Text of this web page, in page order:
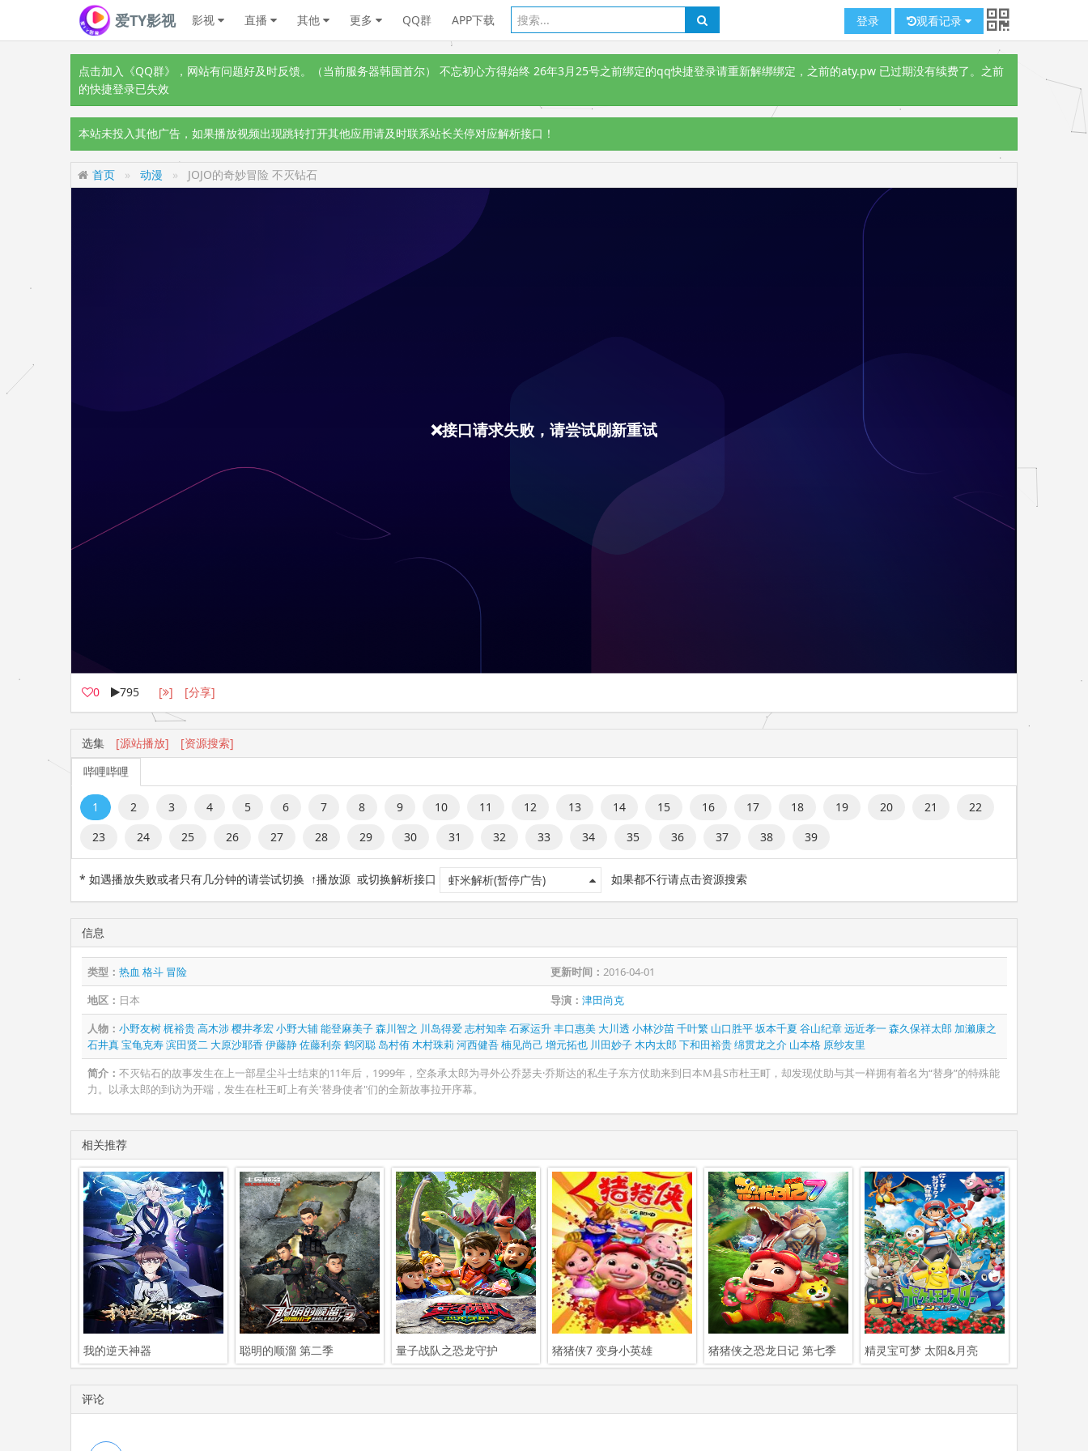
爱TY影视 影视 直播 其他 更多 QQ群 APP下载 登录 观看记录
点击加入《QQ群》
，网站有问题好及时反馈。（当前服务器韩国首尔） 不忘初心方得始终 26年3月25号之前绑定的qq快捷登录请重新解绑绑定，之前的aty.pw 已过期没有续费了。之前
的快捷登录已失效
本站未投入其他广告，如果播放视频出现跳转打开其他应用请及时联系站长关停对应解析接口！
首页 动漫 JOJO的奇妙冒险 不灭钻石
0 795 [ ] [分享]
选集 [源站播放]
[资源搜索]
哔哩哔哩
1 2 3 4 5 6 7 8 9 10 11 12 13 14 15 16 17 18 19 20 21
22
23
24 25 26 27 28 29 30 31 32 33 34 35 36 37 38 39
* 如遇播放失败或者只有几分钟的请尝试切换 ↑播放源 或切换解析接口 虾米解析(暂停广告) 如果都不行请点击资源搜索
信息
类型： 热血 格斗 冒险 更新时间： 2016-04-01
地区： 日本 导演： 津田尚克
人物： 小野友树梶裕贵高木涉樱井孝宏小野大辅能登麻美子森川智之 川岛得爱志村知幸石冢运升丰口惠美 大川透 小林沙苗千叶繁 山口胜平坂本千夏 谷山纪章远近孝一森久保祥太郎 加濑康之
石井真宝龟克寿滨田贤二 大原沙耶香 伊藤静佐藤利奈鹤冈聪 岛村侑木村珠莉 河西健吾楠见尚己 增元拓也 川田妙子木内太郎 下和田裕贵绵贯龙之介 山本格 原纱友里
简介： 不灭钻石的故事发生在上一部星尘斗士结束的11年后，1999年，空条承太郎为寻外公乔瑟夫·乔斯达的私生子东方仗助来到日本M县S市杜王町，却发现仗助与其一样拥有着名为“替身”的特殊能
力。以承太郎的到访为开端，发生在杜王町上有关'替身使者"们的全新故事拉开序幕。
相关推荐
我的逆天神器 聪明的顺溜 第二季 量子战队之恐龙守护 猪猪侠7 变身小英雄 猪猪侠之恐龙日记 第七季 精灵宝可梦 太阳&月亮
评论